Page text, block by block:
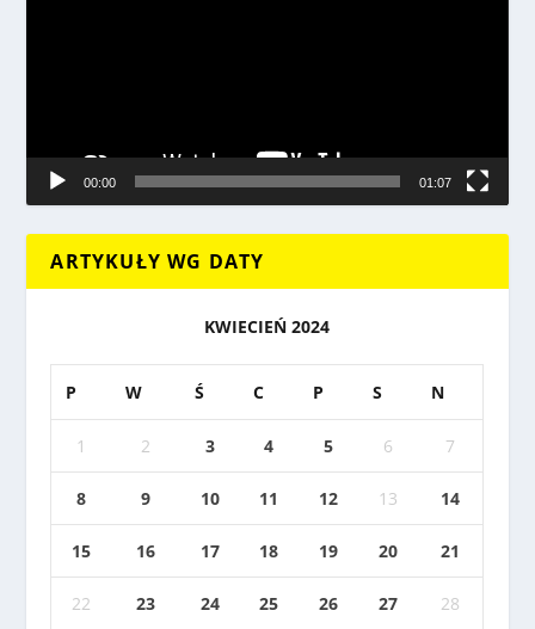
00:00 01:07
ARTYKUŁY WG DATY
KWIECIEŃ 2024
P W Ś C P S N
1 2 3 4 5 6 7
8 9 10 11 12 13 14
15 16 17 18 19 20 21
22 23 24 25 26 27 28